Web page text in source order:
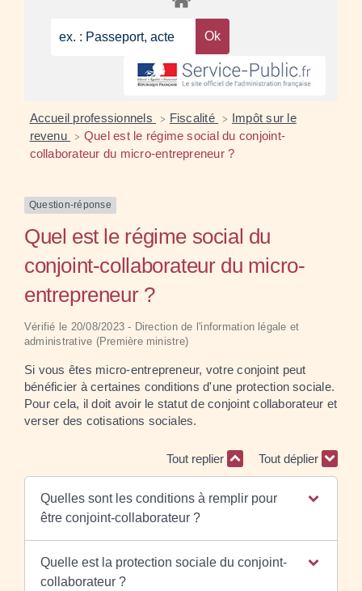
Accueil professionnels > Fiscalité > Impôt sur le
revenu > Quel est le régime social du conjoint-
collaborateur du micro-entrepreneur ?
Question-réponse
Quel est le régime social du
conjoint-collaborateur du micro-
entrepreneur ?
Vérifié le 20/08/2023 - Direction de l'information légale et
administrative (Première ministre)
Si vous êtes micro-entrepreneur, votre conjoint peut
bénéficier à certaines conditions d'une protection sociale.
Pour cela, il doit avoir le statut de conjoint collaborateur et
verser des cotisations sociales.
Tout replier Tout déplier
Quelles sont les conditions à remplir pour
être conjoint-collaborateur ?
Quelle est la protection sociale du conjoint-
collaborateur ?